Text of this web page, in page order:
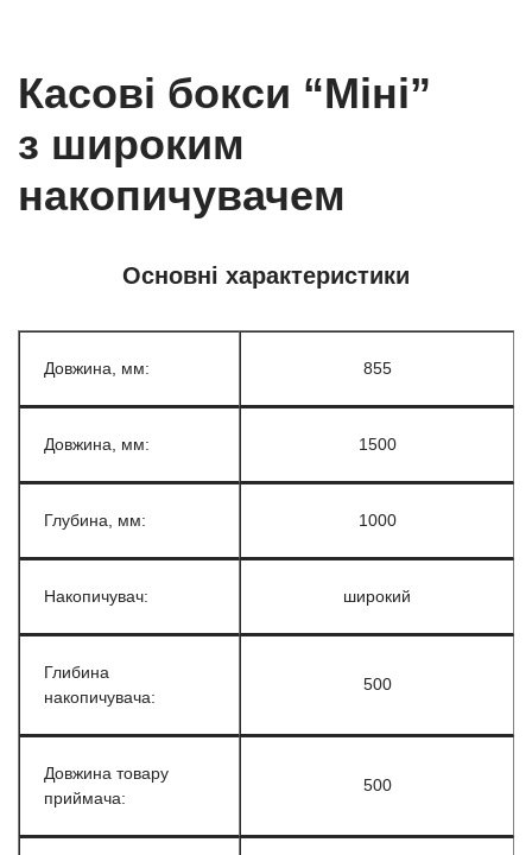
Касові бокси “Міні”
з широким
накопичувачем
Основні характеристики
Довжина, мм: 855
Довжина, мм: 1500
Глубина, мм: 1000
Накопичувач: широкий
Глибина
накопичувача:
500
Довжина товару
приймача:
500